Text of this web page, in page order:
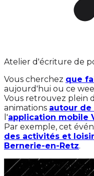
Atelier d'écriture de
Vous cherchez que
aujourd'hui ou ce
Vous retrouvez plein
animations autour de
l'application mobile
Par exemple, cet
des activités et
Bernerie-en-Retz.